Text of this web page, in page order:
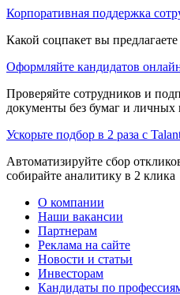
Корпоративная поддержка
Какой соцпакет вы
Оформляйте кандидатов
Проверяйте сотрудников и
документы без бумаг и личных
Ускорьте подбор в 2 раза с
Автоматизируйте сбор
собирайте аналитику в 2 клика
О компании
Наши вакансии
Партнерам
Реклама на сайте
Новости и статьи
Инвесторам
Кандидаты по